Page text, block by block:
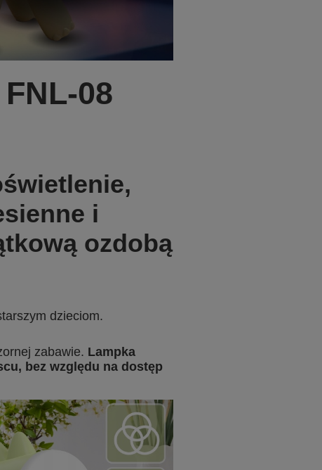
08
i
ozdobą
dzieciom.
zabawie. Lampka
bez względu na dostęp